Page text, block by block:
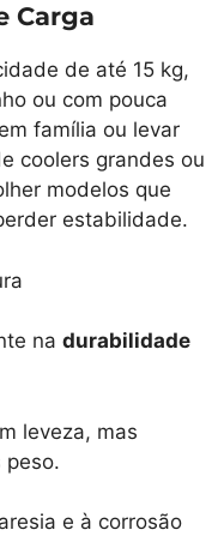
Carga
de até 15 kg,
ou com pouca
família ou levar
coolers grandes ou
modelos que
estabilidade.
na durabilidade
leveza, mas
peso.
e à corrosão